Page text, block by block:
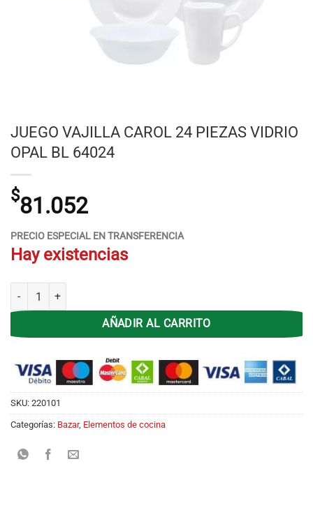
JUEGO VAJILLA CAROL 24 PIEZAS VIDRIO
OPAL BL 64024
$81.052
PRECIO ESPECIAL EN TRANSFERENCIA
Hay existencias
JUEGO VAJILLA CAROL 24 PIEZAS VIDRIO OPAL BL 64024 cantidad
AÑADIR AL CARRITO
SKU: 220101
Categorías: Bazar, Elementos de cocina